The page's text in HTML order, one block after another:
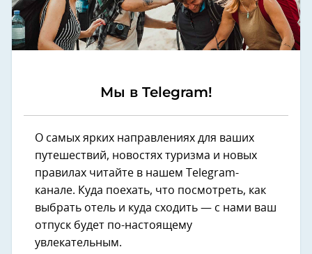
Мы в Telegram!
О самых ярких направлениях для ваших
путешествий, новостях туризма и новых
правилах читайте в нашем Telegram-
канале. Куда поехать, что посмотреть, как
выбрать отель и куда сходить — с нами ваш
отпуск будет по-настоящему
увлекательным.